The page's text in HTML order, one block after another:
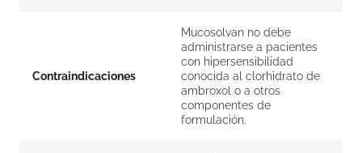
Contraindicaciones
Mucosolvan no debe
administrarse a pacientes
con hipersensibilidad
conocida al clorhidrato de
ambroxol o a otros
componentes de
formulación.